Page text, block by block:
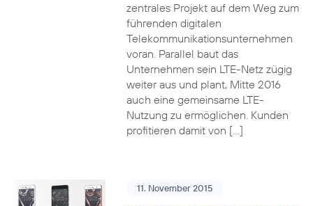
zentrales Projekt auf dem Weg zum
führenden digitalen
Telekommunikationsunternehmen
voran. Parallel baut das
Unternehmen sein LTE-Netz zügig
weiter aus und plant, Mitte 2016
auch eine gemeinsame LTE-
Nutzung zu ermöglichen. Kunden
profitieren damit von […]
11. November 2015